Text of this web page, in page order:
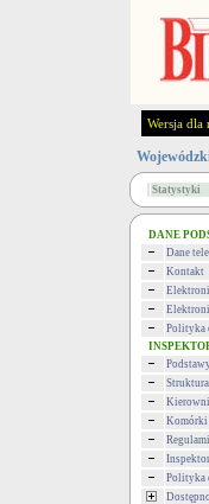
Wersja dla
Statystyki
DANE
Dane
Kontakt
Polityka
Komórki
Polityka